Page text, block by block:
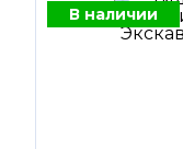
В наличии